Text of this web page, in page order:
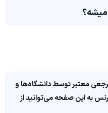
معتبر توسط دانشگاه‌ها و
به این صفحه می‌توانید از